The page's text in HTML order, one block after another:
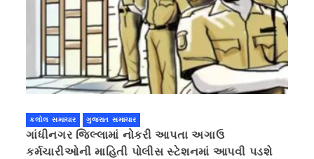
કલોલ સમાચાર ગુજરાત સમાચાર
ગાંધીનગર જિલ્લામાં નોકરી આપતા અગાઉ
કર્મચારીઓની માહિતી પોલીસ સ્ટેશનમાં આપવી પડશે